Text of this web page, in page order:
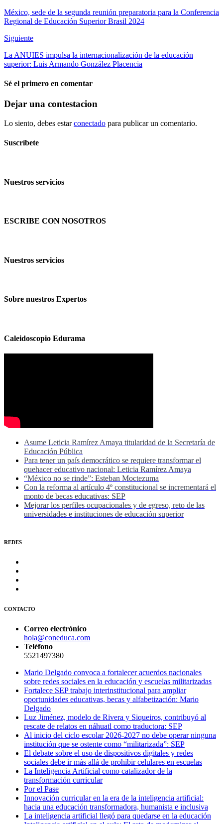
México, sede de la segunda reunión preparatoria para la Conferencia
Regional de Educación Superior Brasil 2024
Siguiente
La ANUIES impulsa la internacionalización de la educación
superior: Luis Armando González Placencia
Sé el primero en comentar
Dejar una contestacion
Lo siento, debes estarconectado para publicar un comentario.
Suscríbete
Nuestros servicios
ESCRIBE CON NOSOTROS
Nuestros servicios
Sobre nuestros Expertos
Caleidoscopio Edurama
Asume Leticia Ramírez Amaya titularidad de la Secretaría de
Educación Pública
Para tener un país democrático se requiere transformar el
quehacer educativo nacional: Leticia Ramírez Amaya
“México no se rinde”: Esteban Moctezuma
Con la reforma al artículo 4º constitucional se incrementará el
monto de becas educativas: SEP
Mejorar los perfiles ocupacionales y de egreso, reto de las
universidades e instituciones de educación superior
REDES
CONTACTO
Correo electrónico
hola@coneduca.com
Teléfono
5521497380
Mario Delgado convoca a fortalecer acuerdos nacionales
sobre redes sociales en la educación y escuelas militarizadas
Fortalece SEP trabajo interinstitucional para ampliar
oportunidades educativas, becas y alfabetización: Mario
Delgado
Luz Jiménez, modelo de Rivera y Siqueiros, contribuyó al
rescate de relatos en náhuatl como traductora: SEP
Al inicio del ciclo escolar 2026-2027 no debe operar ninguna
institución que se ostente como “militarizada”: SEP
El debate sobre el uso de dispositivos digitales y redes
sociales debe ir más allá de prohibir celulares en escuelas
La Inteligencia Artificial como catalizador de la
transformación curricular
Por el Pase
Innovación curricular en la era de la inteligencia artificial:
hacia una educación transformadora, humanista e inclusiva
La inteligencia artificial llegó para quedarse en la educación